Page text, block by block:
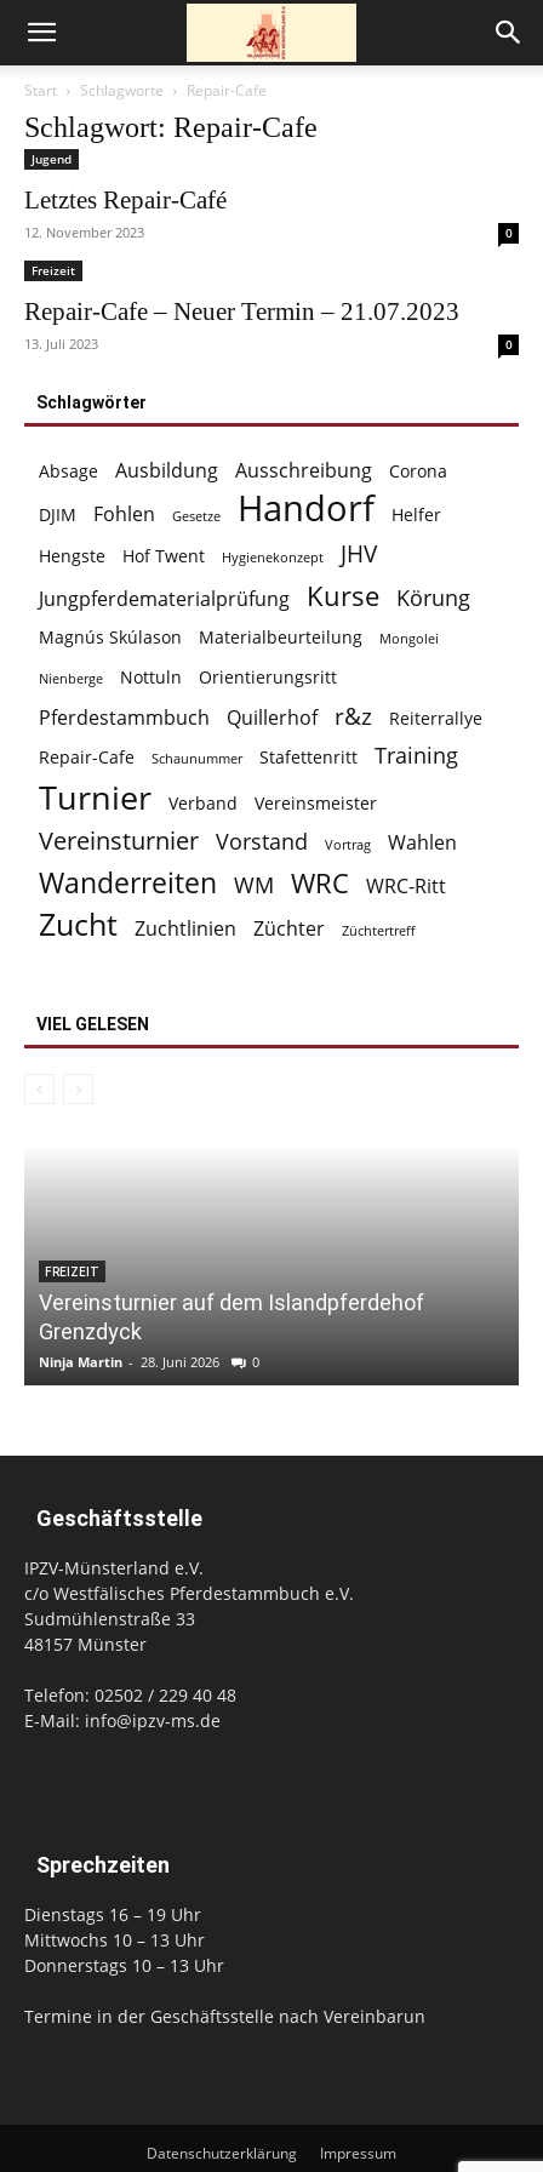
Start Schlagworte Repair-Cafe
Schlagwort: Repair-Cafe
Jugend
Letztes Repair-Café
12. November 2023 0
Freizeit
Repair-Cafe – Neuer Termin – 21.07.2023
13. Juli 2023 0
Schlagwörter
Absage Ausbildung Ausschreibung
Corona
DJIM
Fohlen Gesetze Handorf
Helfer
Hengste
Hof Twent Hygienekonzept JHV
Jungpferdematerialprüfung Kurse Körung
Magnús Skúlason Materialbeurteilung Mongolei
Nienberge Nottuln Orientierungsritt
Pferdestammbuch Quillerhof r&z
Reiterrallye
Repair-Cafe
Schaunummer Stafettenritt Training
Turnier Verband Vereinsmeister
Vereinsturnier Vorstand Vortrag Wahlen
Wanderreiten WM WRC WRC-Ritt
Zucht Zuchtlinien Züchter Züchtertreff
VIEL GELESEN
FREIZEIT
Vereinsturnier auf dem Islandpferdehof
Grenzdyck
Ninja Martin - 28. Juni 2026 0
Geschäftsstelle
IPZV-Münsterland e.V.
c/o Westfälisches Pferdestammbuch e.V.
Sudmühlenstraße 33
48157 Münster
Telefon: 02502 / 229 40 48
E-Mail: info@ipzv-ms.de
Sprechzeiten
Dienstags 16 – 19 Uhr
Mittwochs 10 – 13 Uhr
Donnerstags 10 – 13 Uhr
Termine in der Geschäftsstelle nach Vereinbarun
Datenschutzerklärung Impressum